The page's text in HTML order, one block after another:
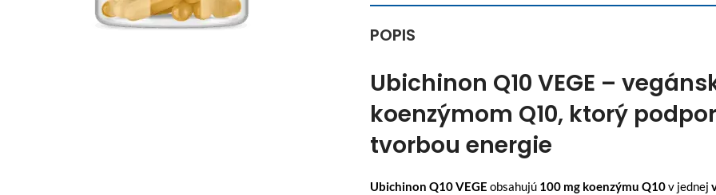
POPIS
Ubichinon Q10 VEGE –
koenzýmom Q10, ktorý
tvorbou energie
Ubichinon Q10 VEGE obsahujú 100 mg koenzýmu Q10v jednej